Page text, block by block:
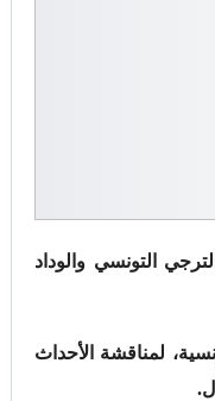
التونسي والوداد
لمناقشة الأحداث